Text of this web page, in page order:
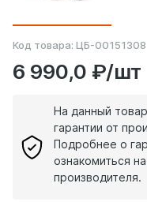
Код товара: ЦБ-00151308
6 990,0 ₽/шт
На данный
гарантии от
Подробнее о
ознакомиться
производителя.